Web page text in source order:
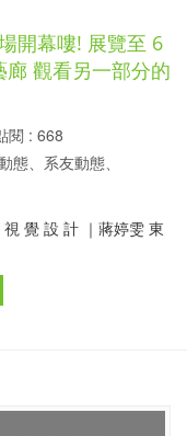
開幕嘍! 展覽至 6
廊 觀看另一部分的
閱 : 668
、系友動態、
覺 設 計 ｜蔣婷雯 東